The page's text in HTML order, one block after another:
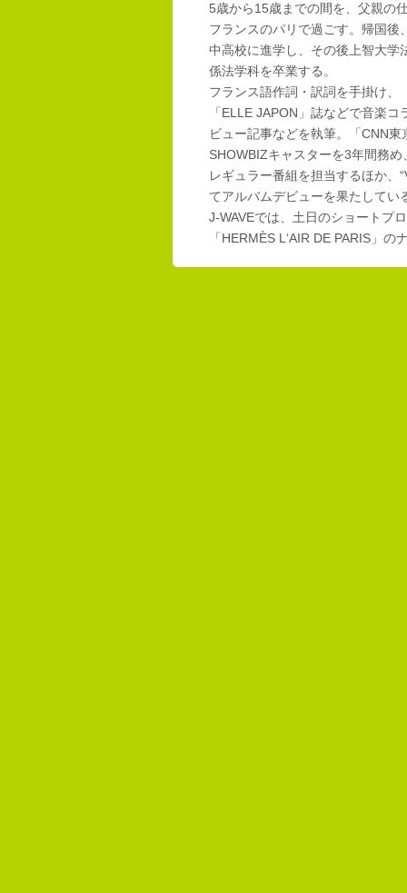
5歳から15歳までの間を、父親の
フランスのパリで過ごす。帰国後
中高校に進学し、その後上智大学
係法学科を卒業する。
フランス語作詞・訳詞を手掛け、
「ELLE JAPON」誌などで音楽コ
ビュー記事などを執筆。「CNN東
SHOWBIZキャスターを3年間務め
レギュラー番組を担当するほか、
てアルバムデビューを果たしてい
J-WAVEでは、土日のショートプ
「HERMÈS L‘AIR DE PARIS」